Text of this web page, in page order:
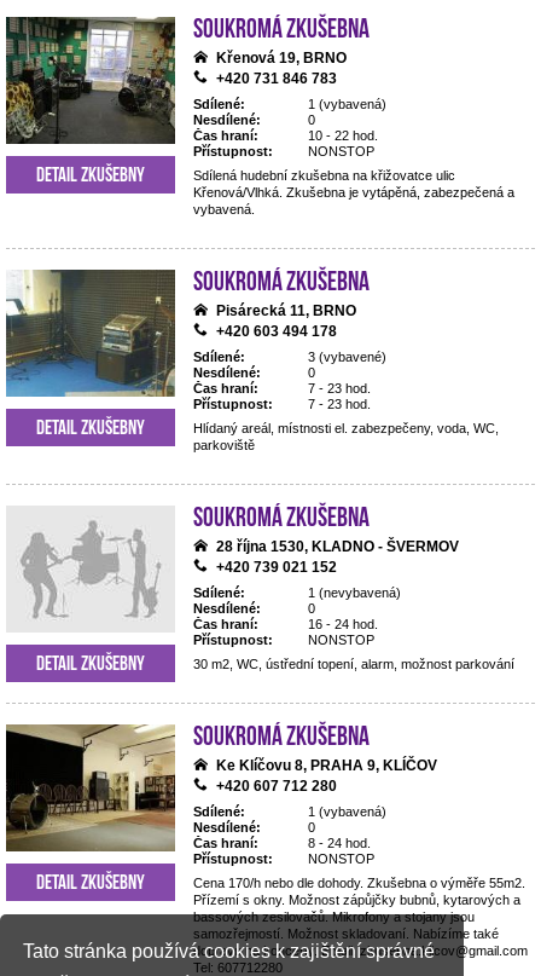
Tato stránka používá cookies k zajištění správné
Soukromá zkušebna
Křenová 19, BRNO
+420 731 846 783
Sdílené:
1 (vybavená)
Nesdílené:
0
Čas hraní:
10 - 22 hod.
Přístupnost:
NONSTOP
Sdílená hudební zkušebna na křižovatce ulic
Křenová/Vlhká. Zkušebna je vytápěná, zabezpečená a
vybavená.
Detail zkušebny
Soukromá zkušebna
Pisárecká 11, BRNO
+420 603 494 178
Sdílené:
3 (vybavené)
Nesdílené:
0
Čas hraní:
7 - 23 hod.
Přístupnost:
7 - 23 hod.
Hlídaný areál, místnosti el. zabezpečeny, voda, WC,
parkoviště
Detail zkušebny
Soukromá zkušebna
28 října 1530, KLADNO - ŠVERMOV
+420 739 021 152
Sdílené:
1 (nevybavená)
Nesdílené:
0
Čas hraní:
16 - 24 hod.
Přístupnost:
NONSTOP
30 m2, WC, ústřední topení, alarm, možnost parkování
Detail zkušebny
Soukromá zkušebna
Ke Klíčovu 8, PRAHA 9, KLÍČOV
+420 607 712 280
Sdílené:
1 (vybavená)
Nesdílené:
0
Čas hraní:
8 - 24 hod.
Přístupnost:
NONSTOP
Cena 170/h nebo dle dohody. Zkušebna o výměře 55m2.
Přízemí s okny. Možnost zápůjčky bubnů, kytarových a
bassových zesilovačů. Mikrofony a stojany jsou
samozřejmostí. Možnost skladovaní. Nabízíme také
dopravu na koncerty. Email: zkusebna.klicov@gmail.com
Tel: 607712280
Detail zkušebny